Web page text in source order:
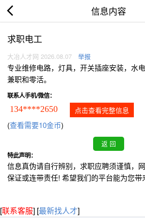
信息内容
求职电工
大冶人才网 2026.08.07 举报
专业维修电路，灯具，开关插座安装，水
兼职和零活。
联系人手机/微信：
134****2650 点击查看完整信息
(查看需要10金币)
特此声明：
信息真伪请自行辨别，求职应聘须谨慎，
保证或连带责任! 希望我们的平台能为您带
[联系客服] [最新找人才]